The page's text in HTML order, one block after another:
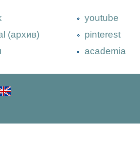
(архив)
youtube
pinterest
academia